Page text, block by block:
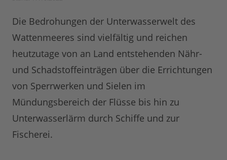
Die Bedrohungen der Unterwasserwelt des
Wattenmeeres sind vielfältig und reichen
heutzutage von an Land entstehenden Nähr-
und Schadstoffeinträgen über die Errichtungen
von Sperrwerken und Sielen im
Mündungsbereich der Flüsse bis hin zu
Unterwasserlärm durch Schiffe und zur
Fischerei.